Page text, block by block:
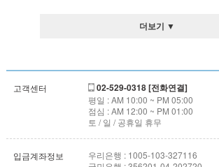
더보기 ▼
고객센터 02-529-0318 [전화연결]
평일 : AM 10:00 ~ PM 05:00
점심 : AM 12:00 ~ PM 01:00
토 / 일 / 공휴일 휴무
입금계좌정보
우리은행 : 1005-103-327116